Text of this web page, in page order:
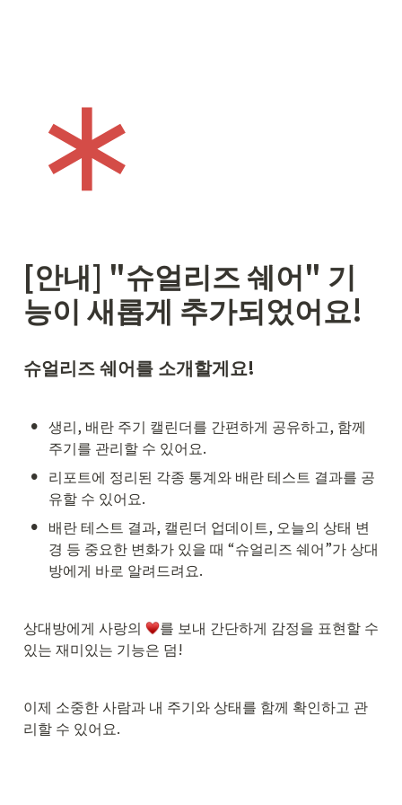
[안내] "슈얼리즈 쉐어" 기
능이 새롭게 추가되었어요!
슈얼리즈 쉐어를 소개할게요!
• 생리, 배란 주기 캘린더를 간편하게 공유하고, 함께
주기를 관리할 수 있어요.
• 리포트에 정리된 각종 통계와 배란 테스트 결과를 공
유할 수 있어요.
• 배란 테스트 결과, 캘린더 업데이트, 오늘의 상태 변
경 등 중요한 변화가 있을 때 “슈얼리즈 쉐어”가 상대
방에게 바로 알려드려요.
상대방에게 사랑의
를 보내 간단하게 감정을 표현할 수
있는 재미있는 기능은 덤!
이제 소중한 사람과 내 주기와 상태를 함께 확인하고 관
리할 수 있어요.